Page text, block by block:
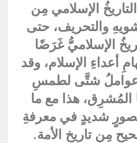
الإسلامي مِن
والتحريف، حتى
الإسلاميُّ غَرَضًا
أعداءِ الإسلام، وقد
شتَّى لطمسِ
المُشرِق، هذا مع ما
شديدٍ في معرفةِ
مِن تاريخِ الأمة.